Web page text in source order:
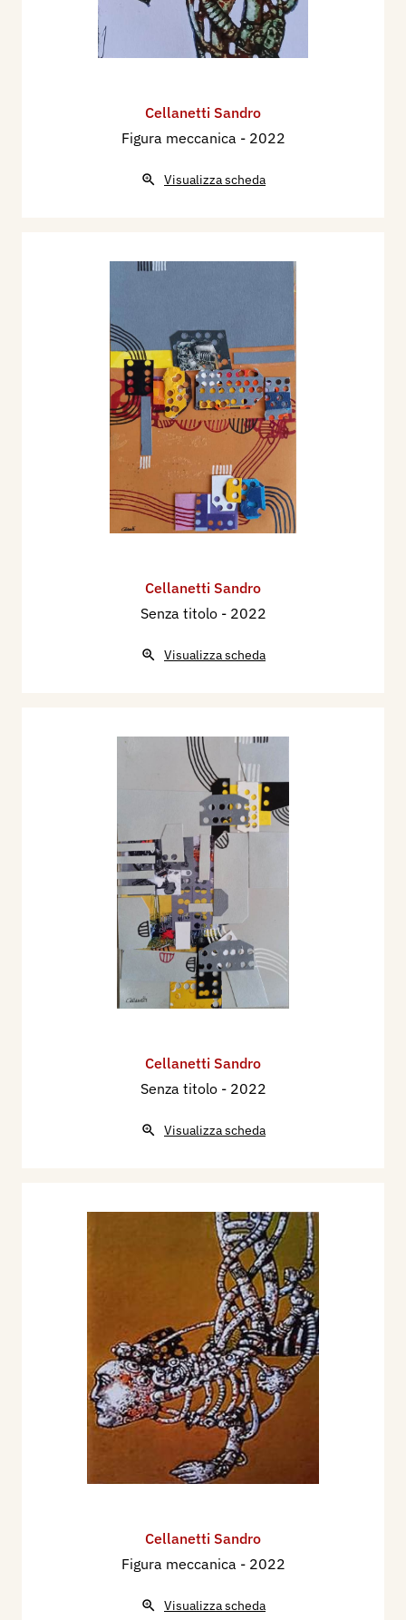
Cellanetti Sandro
Figura meccanica - 2022
Visualizza scheda
Cellanetti Sandro
Senza titolo - 2022
Visualizza scheda
Cellanetti Sandro
Senza titolo - 2022
Visualizza scheda
Cellanetti Sandro
Figura meccanica - 2022
Visualizza scheda